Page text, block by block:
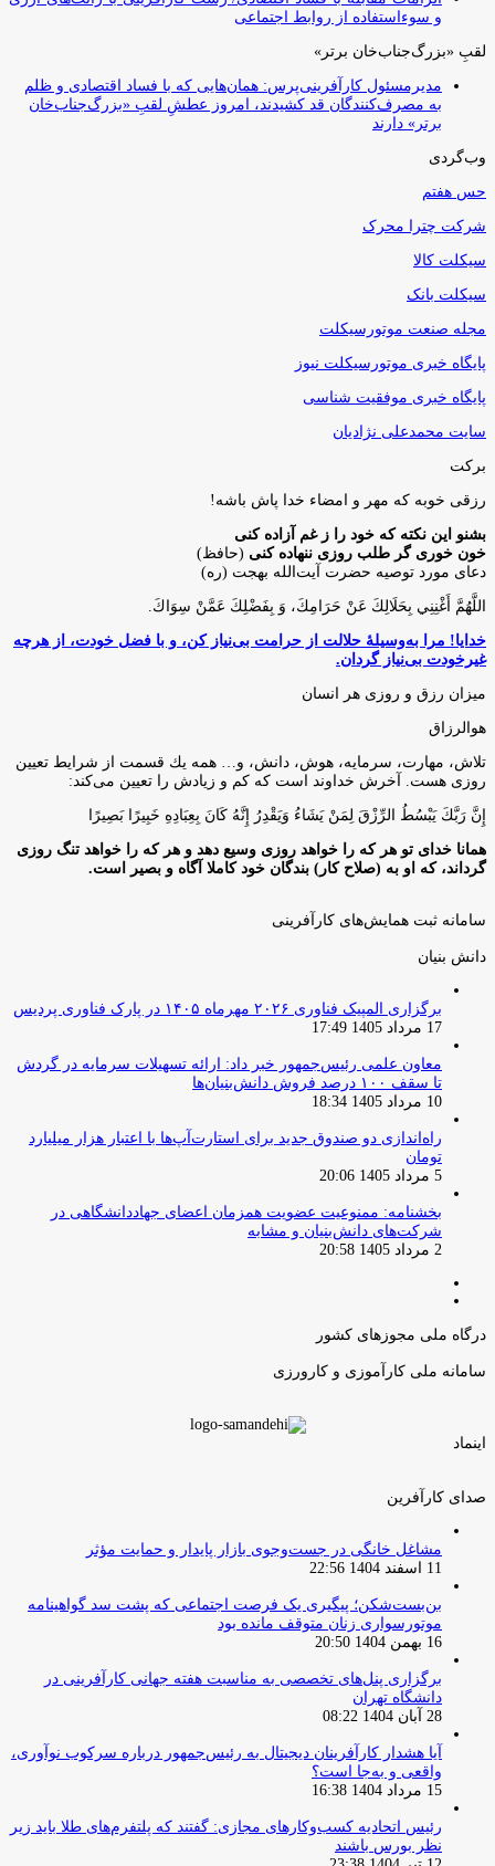
و سوءاستفاده از روابط اجتماعی
لقبِ «بزرگ‌جناب‌خان برتر»
مدیرمسئول کارآفرینی‌پرس: همان‌هایی که با فساد اقتصادی و ظلم
به مصرف‌کنندگان قد کشیدند، امروز عطشِ لقبِ «بزرگ‌جناب‌خان
برتر» دارند
وب‌گردی
حس هفتم
شرکت چترا محرک
سیکلت کالا
سیکلت بانک
مجله صنعت موتورسیکلت
پایگاه خبری موتورسیکلت نیوز
پایگاه خبری موفقیت شناسی
سایت محمدعلی نژادیان
برکت
رزقی خوبه كه مهر و امضاء خدا پاش باشه!
بشنو این نکته که خود را ز غم آزاده کنی
خون خوری گر طلب روزی ننهاده کنی (حافظ)
دعای مورد توصیه حضرت آیت‌الله بهجت (ره)
اللَّهُمَّ أَغْنِنِي بِحَلَالِكَ عَنْ حَرَامِكَ، وَ بِفَضْلِكَ عَمَّنْ سِوَاكَ‏.
خدایا! مرا به‌وسیلۀ حلالت از حرامت بی‌نیاز کن، و با فضل خودت، از هرچه
غیرخودت بی‌نیاز گردان.
میزان رزق و روزی هر انسان
هوالرزاق
تلاش، مهارت، سرمايه، هوش، دانش، و… همه يك قسمت از شرايط تعيين
روزى هست. آخرش خداوند است كه كم و زيادش را تعيين مى‌كند:
إِنَّ رَبَّكَ يَبْسُطُ الرِّزْقَ لِمَنْ يَشَاءُ وَيَقْدِرُ إِنَّهُ كَانَ بِعِبَادِهِ خَبِيرًا بَصِيرًا
همانا خدای تو هر که را خواهد روزی وسیع دهد و هر که را خواهد تنگ روزی
گرداند، که او به (صلاح کار) بندگان خود کاملا آگاه و بصیر است.
سامانه ثبت همایش‌های کارآفرینی
دانش‌ بنیان‌
برگزاری المپیک فناوری ۲۰۲۶ مهرماه ۱۴۰۵ در پارک فناوری پردیس
17 مرداد 1405 17:49
معاون علمی رئیس‌جمهور خبر داد: ارائه تسهیلات سرمایه در گردش
تا سقف ۱۰۰ درصد فروش دانش‌بنیان‌ها
10 مرداد 1405 18:34
راه‌اندازی دو صندوق جدید برای استارت‌آپ‌ها با اعتبار هزار میلیارد
تومان
5 مرداد 1405 20:06
بخشنامه: ممنوعیت عضویت همزمان اعضای جهاددانشگاهی در
شرکت‌های دانش‌بنیان و مشابه
2 مرداد 1405 20:58
درگاه ملی مجوزهای کشور
سامانه ملی کارآموزی و کارورزی
اینماد
صدای کارآفرین
مشاغل خانگی در جست‌وجوی بازار پایدار و حمایت مؤثر
11 اسفند 1404 22:56
بن‌بست‌شکن؛ پیگیری یک فرصت اجتماعی که پشت سد گواهینامه
موتورسواری زنان متوقف مانده بود
16 بهمن 1404 20:50
برگزاری پنل‌های تخصصی به مناسبت هفته جهانی کارآفرینی در
دانشگاه تهران
28 آبان 1404 08:22
آیا هشدار کارآفرینان دیجیتال به رئیس‌جمهور درباره سرکوب نوآوری،
واقعی و به‌جا است؟
15 مرداد 1404 16:38
‏رئیس اتحادیه کسب‌وکارهای مجازی: گفتند که پلتفرم‌های طلا باید زیر
نظر بورس باشند